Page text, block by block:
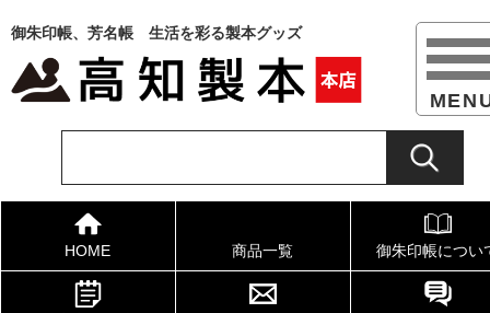
御朱印帳、芳名帳 生活を彩る製本グッズ
HOME 商品一覧 御朱印帳につい